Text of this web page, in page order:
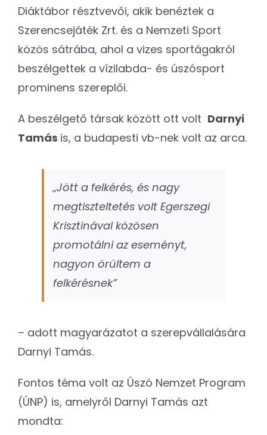
Diáktábor résztvevői, akik benéztek a
Szerencsejáték Zrt. és a Nemzeti Sport
közös sátrába, ahol a vizes sportágakról
beszélgettek a vízilabda- és úszósport
prominens szereplői.
A beszélgető társak között ott volt Darnyi
Tamás is, a budapesti vb-nek volt az arca.
„Jött a felkérés, és nagy
megtiszteltetés volt Egerszegi
Krisztinával közösen
promotálni az eseményt,
nagyon örültem a
felkérésnek”
– adott magyarázatot a szerepvállalására
Darnyi Tamás.
Fontos téma volt az Úszó Nemzet Program
(ÚNP) is, amelyről Darnyi Tamás azt
mondta: